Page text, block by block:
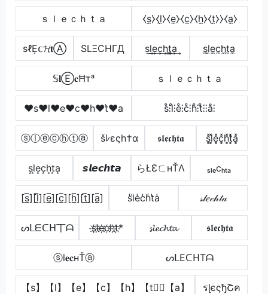
ｓｌｅｃｈｔａ ⧼s̼⧽⧼l̼⧽⧼e̼⧽⧼c̼⧽⧼h̼⧽⧼t̼⧽⧽⧼a̼⧽
ѕℓẸ𝕔𝓗𝐭Ⓐ SLΞCHΓД s͢l͢e͢c͢h͢t̳͢a͢ s̼l̼e̼c̼h̼t̼a̼
𝕊𝐥Ⓔ𝐜Ħтᵃ ｓｌｅｃｈｔａ
♥s♥l♥e♥c♥h♥t͛♥a s̊⫶l̊⫶e̊⫶c̊⫶h̊⫶t̊⫶⫶å⫶
ⓢⓛⓔⓒⓗⓣⓐ šﾚεςh†α 𝖘𝖑𝖊𝖈𝖍𝖙𝖆 s͓̽l͓̽e͓̽c͓̽h͓̽t͓̽̾a͓̽
s͙l͙e͙c͙h͙t͙a͙ 𝙨𝙡𝙚𝙘𝙝𝙩𝙖 らŁƐㄈнŤΛ ₛₗₑcₕₜₐ
[s̲̅][l̲̅][e̲̅][c̲̅][h̲̅][t̲̅]̼[a̲̅] s̾l̾e̾c̾h̾t̾a̾ 𝓈𝓁𝑒𝒸𝒽𝓉𝒶
ᔕᒪᗴᑕᕼ丅ᗩ s҉l҉e҉c҉h҉t҉* 𝓼𝓵𝓮𝓬𝓱𝓽𝓪 𝖘𝖑𝖊𝖈𝖍𝖙𝖆
ⓢl𝐞𝐜нŤⓐ ᔕᒪEᑕᕼTᗩ
【s】【l】【e】【c】【h】【t】⃣【a】 รɭєςђՇค